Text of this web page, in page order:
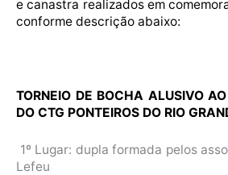
e canastra realizados em
conforme descrição abaixo:
TORNEIO DE BOCHA ALUSIVO
DO CTG PONTEIROS DO RIO
1º Lugar: dupla formada pelos
Lefeu